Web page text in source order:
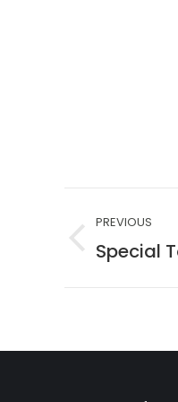
Project
PREVIOUS
Previous
Special